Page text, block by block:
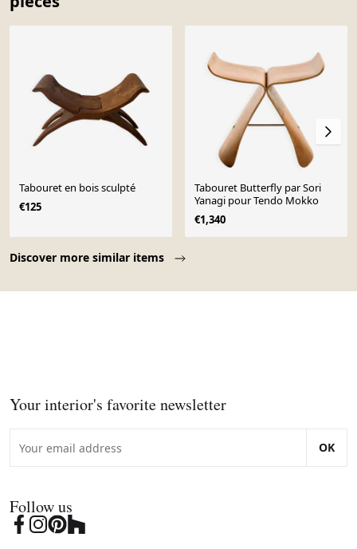
Discover more similar items
Tabouret en bois sculpté
€125
Tabouret Butterfly par Sori
Yanagi pour Tendo Mokko
€1,340
Your interior's favorite newsletter
OK
Follow us